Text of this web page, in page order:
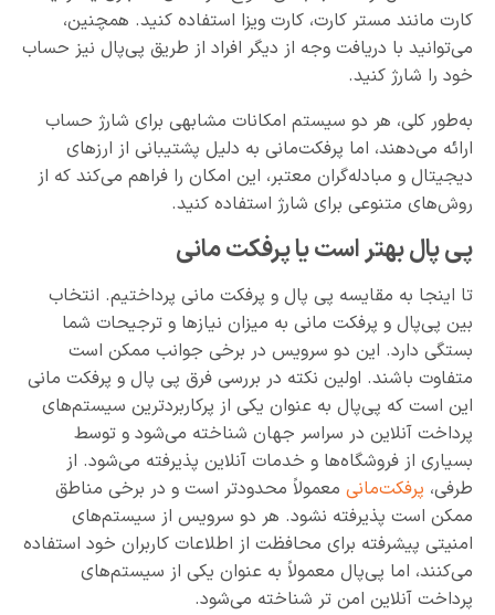
کارت مانند مستر کارت، کارت ویزا استفاده کنید. همچنین،
می‌توانید با دریافت وجه از دیگر افراد از طریق پی‌پال نیز حساب
خود را شارژ کنید.
به‌طور کلی، هر دو سیستم امکانات مشابهی برای شارژ حساب
ارائه می‌دهند، اما پرفکت‌مانی به دلیل پشتیبانی از ارزهای
دیجیتال و مبادله‌گران معتبر، این امکان را فراهم می‌کند که از
روش‌های متنوعی برای شارژ استفاده کنید.
پی پال بهتر است یا پرفکت مانی
تا اینجا به مقایسه پی پال و پرفکت مانی پرداختیم. انتخاب
بین پی‌پال و پرفکت‌ مانی به میزان نیازها و ترجیحات شما
بستگی دارد. این دو سرویس در برخی جوانب ممکن است
متفاوت باشند. اولین نکته در بررسی فرق پی پال و پرفکت مانی
این است که پی‌پال به عنوان یکی از پرکاربردترین سیستم‌های
پرداخت آنلاین در سراسر جهان شناخته می‌شود و توسط
بسیاری از فروشگاه‌ها و خدمات آنلاین پذیرفته می‌شود. از
طرفی، پرفکت‌مانی معمولاً محدودتر است و در برخی مناطق
ممکن است پذیرفته نشود. هر دو سرویس از سیستم‌های
امنیتی پیشرفته برای محافظت از اطلاعات کاربران خود استفاده
می‌کنند، اما پی‌پال معمولاً به عنوان یکی از سیستم‌های
پرداخت آنلاین امن تر شناخته می‌شود.